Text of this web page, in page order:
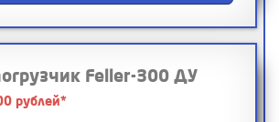
Feller-300 ДУ
рублей*